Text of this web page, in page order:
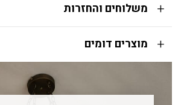
משלוחים והחזרות
מוצרים דומים